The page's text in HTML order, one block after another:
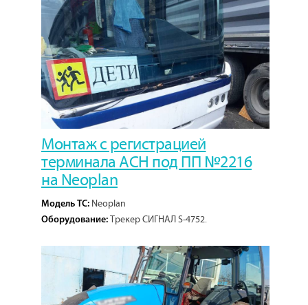
Монтаж с регистрацией
терминала АСН под ПП №2216
на Neoplan
Модель ТС: Neoplan
Оборудование: Трекер СИГНАЛ S-4752.